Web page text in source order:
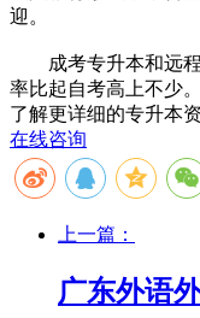
迎。
成考专升本和远程
率比起自考高上不少
了解更详细的专升本
在线咨询
上一篇：
广东外语